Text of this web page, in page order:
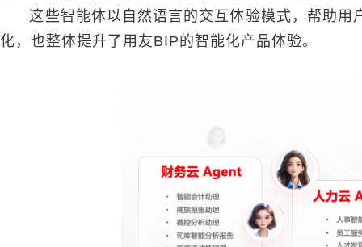
这些智能体以自然语言的交互体验模式，帮助用
化，也整体提升了用友BIP的智能化产品体验。